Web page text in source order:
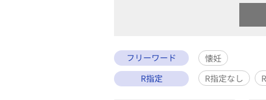
フリーワード
懐妊
R指定
R指定なし